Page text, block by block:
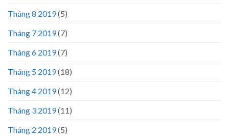
Tháng 8 2019(5)
Tháng 7 2019(7)
Tháng 6 2019(7)
Tháng 5 2019(18)
Tháng 4 2019(12)
Tháng 3 2019(11)
Tháng 2 2019(5)